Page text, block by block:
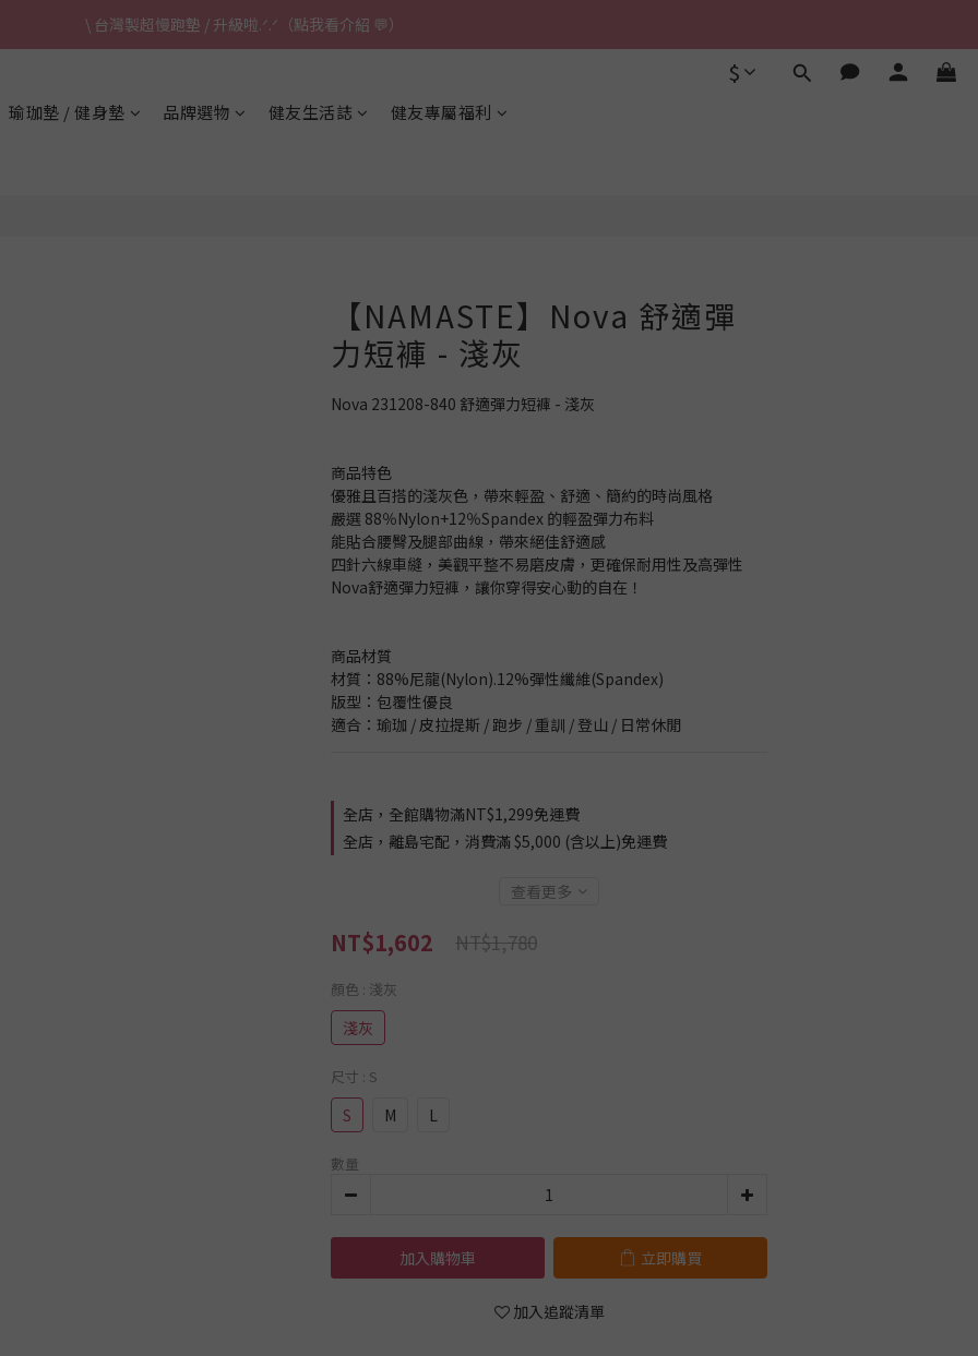
\ 台灣製超慢跑墊 / 升級啦.ᐟ.ᐟ（點我看介紹 💬）
\ 台灣製超慢跑墊 / 升級啦.ᐟ.ᐟ（點我看介紹 💬）
\ 台灣製超慢跑墊 / 升級啦.ᐟ.ᐟ（點我看介紹 💬）
$
瑜珈墊 / 健身墊 品牌選物 健友生活誌 健友專屬福利
【NAMASTE】Nova 舒適彈
力短褲 - 淺灰
Nova 231208-840 舒適彈力短褲 - 淺灰
商品特色
優雅且百搭的淺灰色，帶來輕盈、舒適、簡約的時尚風格
嚴選 88％Nylon+12％Spandex 的輕盈彈力布料
能貼合腰臀及腿部曲線，帶來絕佳舒適感
四針六線車縫，美觀平整不易磨皮膚，更確保耐用性及高彈性
Nova舒適彈力短褲，讓你穿得安心動的自在！
商品材質
材質：88%尼龍(Nylon).12%彈性纖維(Spandex)
版型：包覆性優良
適合：瑜珈 / 皮拉提斯 / 跑步 / 重訓 / 登山 / 日常休閒
全店，全館購物滿NT$1,299免運費
全店，離島宅配，消費滿 $5,000 (含以上)免運費
查看更多
NT$1,602 NT$1,780
顏色 : 淺灰
淺灰
尺寸 : S
S M L
數量
加入購物車 立即購買
加入追蹤清單
立即購買